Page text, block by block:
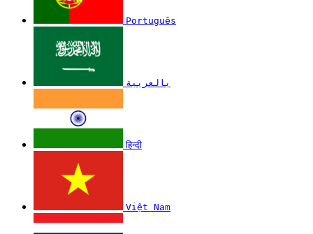
Português
بالعربية
हिन्दी
Việt Nam